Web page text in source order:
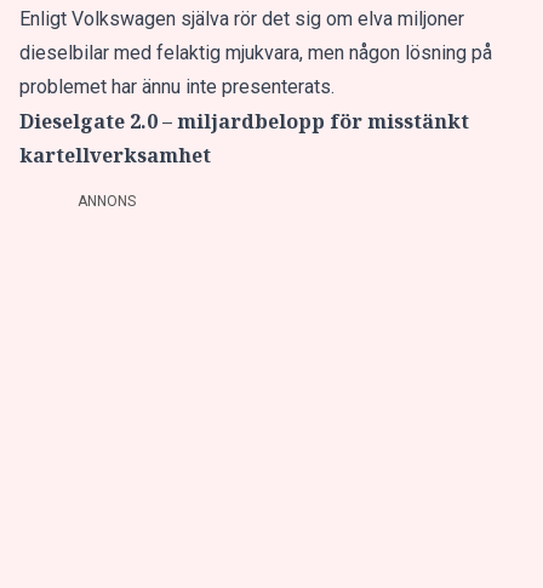
Enligt Volkswagen själva rör det sig om elva miljoner
dieselbilar med felaktig mjukvara, men någon lösning på
problemet har ännu inte presenterats.
Dieselgate 2.0 – miljardbelopp för misstänkt
kartellverksamhet
ANNONS